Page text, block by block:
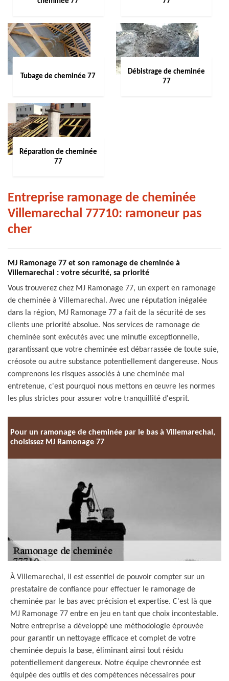
Tubage de cheminée 77
Débistrage de cheminée
77
Réparation de cheminée
77
Entreprise ramonage de cheminée
Villemarechal 77710: ramoneur pas
cher
MJ Ramonage 77 et son ramonage de cheminée à
Villemarechal : votre sécurité, sa priorité
Vous trouverez chez MJ Ramonage 77, un expert en ramonage
de cheminée à Villemarechal. Avec une réputation inégalée
dans la région, MJ Ramonage 77 a fait de la sécurité de ses
clients une priorité absolue. Nos services de ramonage de
cheminée sont exécutés avec une minutie exceptionnelle,
garantissant que votre cheminée est débarrassée de toute suie,
créosote ou autre substance potentiellement dangereuse. Nous
comprenons les risques associés à une cheminée mal
entretenue, c'est pourquoi nous mettons en œuvre les normes
les plus strictes pour assurer votre tranquillité d'esprit.
Pour un ramonage de cheminée par le bas à Villemarechal,
choisissez MJ Ramonage 77
À Villemarechal, il est essentiel de pouvoir compter sur un
prestataire de confiance pour effectuer le ramonage de
cheminée par le bas avec précision et expertise. C'est là que
MJ Ramonage 77 entre en jeu en tant que choix incontestable.
Notre entreprise a développé une méthodologie éprouvée
pour garantir un nettoyage efficace et complet de votre
cheminée depuis la base, éliminant ainsi tout résidu
potentiellement dangereux. Notre équipe chevronnée est
équipée des outils et des compétences nécessaires pour